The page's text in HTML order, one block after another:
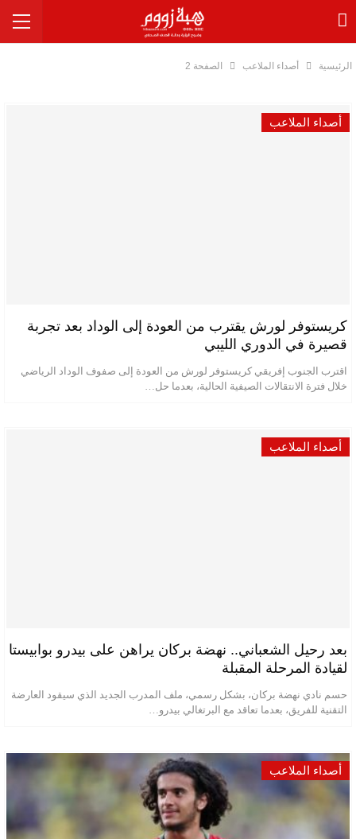
الرئيسية أصداء الملاعب الصفحة 2
أصداء الملاعب
كريستوفر لورش يقترب من العودة إلى الوداد بعد تجربة
قصيرة في الدوري الليبي
اقترب الجنوب إفريقي كريستوفر لورش من العودة إلى صفوف الوداد الرياضي
خلال فترة الانتقالات الصيفية الحالية، بعدما حل…
أصداء الملاعب
بعد رحيل الشعباني.. نهضة بركان يراهن على بيدرو بوابيستا
لقيادة المرحلة المقبلة
حسم نادي نهضة بركان، بشكل رسمي، ملف المدرب الجديد الذي سيقود العارضة
التقنية للفريق، بعدما تعاقد مع البرتغالي بيدرو…
أصداء الملاعب